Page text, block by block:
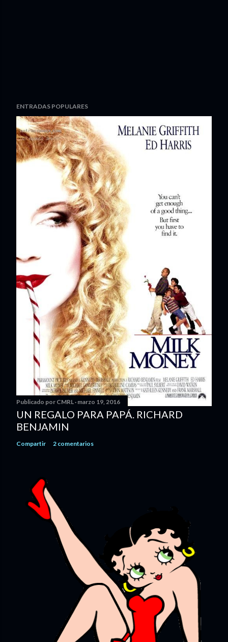
ENTRADAS POPULARES
Publicado por CMRL marzo 19, 2016
UN REGALO PARA PAPÁ. RICHARD
BENJAMIN
Compartir 2 comentarios